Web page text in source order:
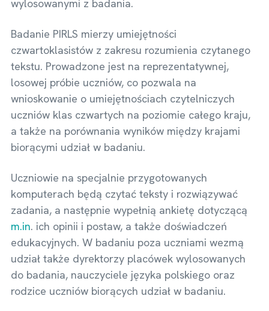
wylosowanymi z badania.
Badanie PIRLS mierzy umiejętności
czwartoklasistów z zakresu rozumienia czytanego
tekstu. Prowadzone jest na reprezentatywnej,
losowej próbie uczniów, co pozwala na
wnioskowanie o umiejętnościach czytelniczych
uczniów klas czwartych na poziomie całego kraju,
a także na porównania wyników między krajami
biorącymi udział w badaniu.
Uczniowie na specjalnie przygotowanych
komputerach będą czytać teksty i rozwiązywać
zadania, a następnie wypełnią ankietę dotyczącą
m.in. ich opinii i postaw, a także doświadczeń
edukacyjnych. W badaniu poza uczniami wezmą
udział także dyrektorzy placówek wylosowanych
do badania, nauczyciele języka polskiego oraz
rodzice uczniów biorących udział w badaniu.